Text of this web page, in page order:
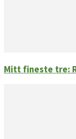
Mitt fineste tre: